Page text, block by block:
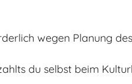
wegen Planung
du selbst beim